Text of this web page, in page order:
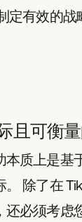
定有效的战
且可衡
本质上是基
除了在
还必须考虑